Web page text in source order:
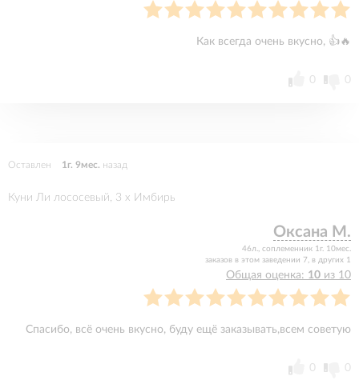
Как всегда очень вкусно, 👍🔥
0 0
Оставлен 1г. 9мес. назад
Куни Ли лососевый, 3 x Имбирь
Оксана М.
46л., соплеменник 1г. 10мес.
заказов в этом заведении 7, в других 1
Общая оценка: 10 из 10
Спасибо, всё очень вкусно, буду ещё заказывать,всем советую
0 0